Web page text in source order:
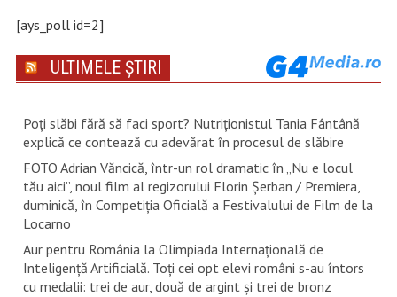
[ays_poll id=2]
ULTIMELE ȘTIRI
Poți slăbi fără să faci sport? Nutriționistul Tania Fântână
explică ce contează cu adevărat în procesul de slăbire
FOTO Adrian Văncică, într-un rol dramatic în „Nu e locul
tău aici”, noul film al regizorului Florin Șerban / Premiera,
duminică, în Competiția Oficială a Festivalului de Film de la
Locarno
Aur pentru România la Olimpiada Internațională de
Inteligență Artificială. Toți cei opt elevi români s-au întors
cu medalii: trei de aur, două de argint și trei de bronz